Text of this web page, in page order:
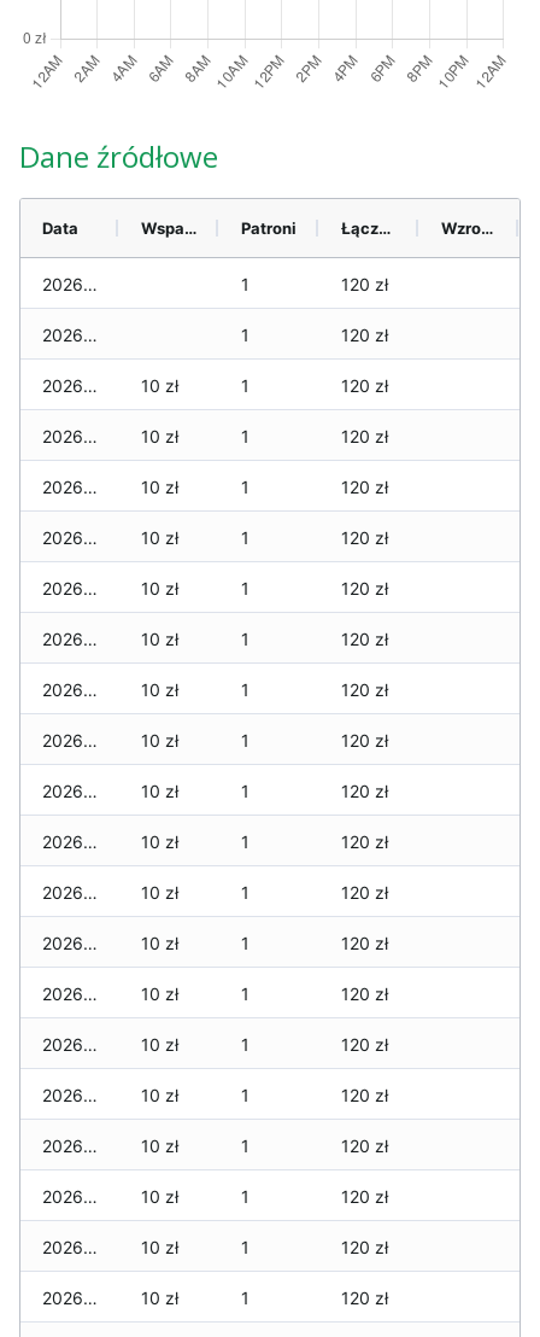
Dane źródłowe
Data Wsparcie Patroni Łącznie Wzrost (28 dni)
2026-06-14 1 120 zł
2026-06-13 1 120 zł
2026-06-12 10 zł 1 120 zł
2026-06-11 10 zł 1 120 zł
2026-06-10 10 zł 1 120 zł
2026-06-09 10 zł 1 120 zł
2026-06-07 10 zł 1 120 zł
2026-06-06 10 zł 1 120 zł
2026-06-05 10 zł 1 120 zł
2026-06-04 10 zł 1 120 zł
2026-06-03 10 zł 1 120 zł
2026-06-02 10 zł 1 120 zł
2026-06-01 10 zł 1 120 zł
2026-05-31 10 zł 1 120 zł
2026-05-30 10 zł 1 120 zł
2026-05-29 10 zł 1 120 zł
2026-05-28 10 zł 1 120 zł
2026-05-27 10 zł 1 120 zł
2026-05-26 10 zł 1 120 zł
2026-05-25 10 zł 1 120 zł
2026-05-24 10 zł 1 120 zł